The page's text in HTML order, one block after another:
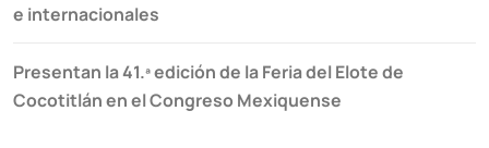
e internacionales
Presentan la 41.ª edición de la Feria del Elote de
Cocotitlán en el Congreso Mexiquense